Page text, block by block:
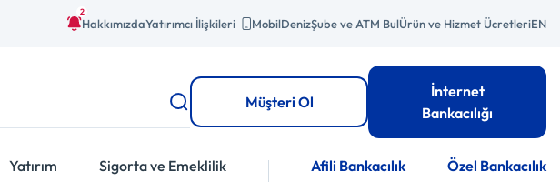
2
HakkımızdaYatırımcı İlişkileri MobilDenizŞube ve ATM BulÜrün ve Hizmet ÜcretleriEN
Yatırım Sigorta ve Emeklilik Afili Bankacılık Özel Bankacılık
Müşteri Ol
İnternet
Bankacılığı